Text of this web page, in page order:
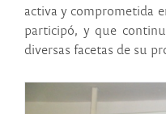
activa y comprometida
participó, y que
diversas facetas de su